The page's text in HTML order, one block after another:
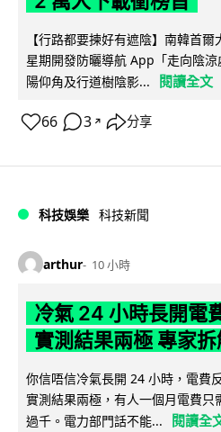
【行路都要揀好有遮陰】南韓首
星期開發防曬導航 App「走向陰
陽仰角及行道樹陰影...
閱讀全文
66 3 ↗ 分享
科技娛樂 科技新聞
arthur 10 小時
冷氣 24 小時長開電
實測結果兩極 專家
你信唔信冷氣長開 24 小時，電費
實測結果兩極，有人一個月電費
過千。電力部門話不能...
閱讀全